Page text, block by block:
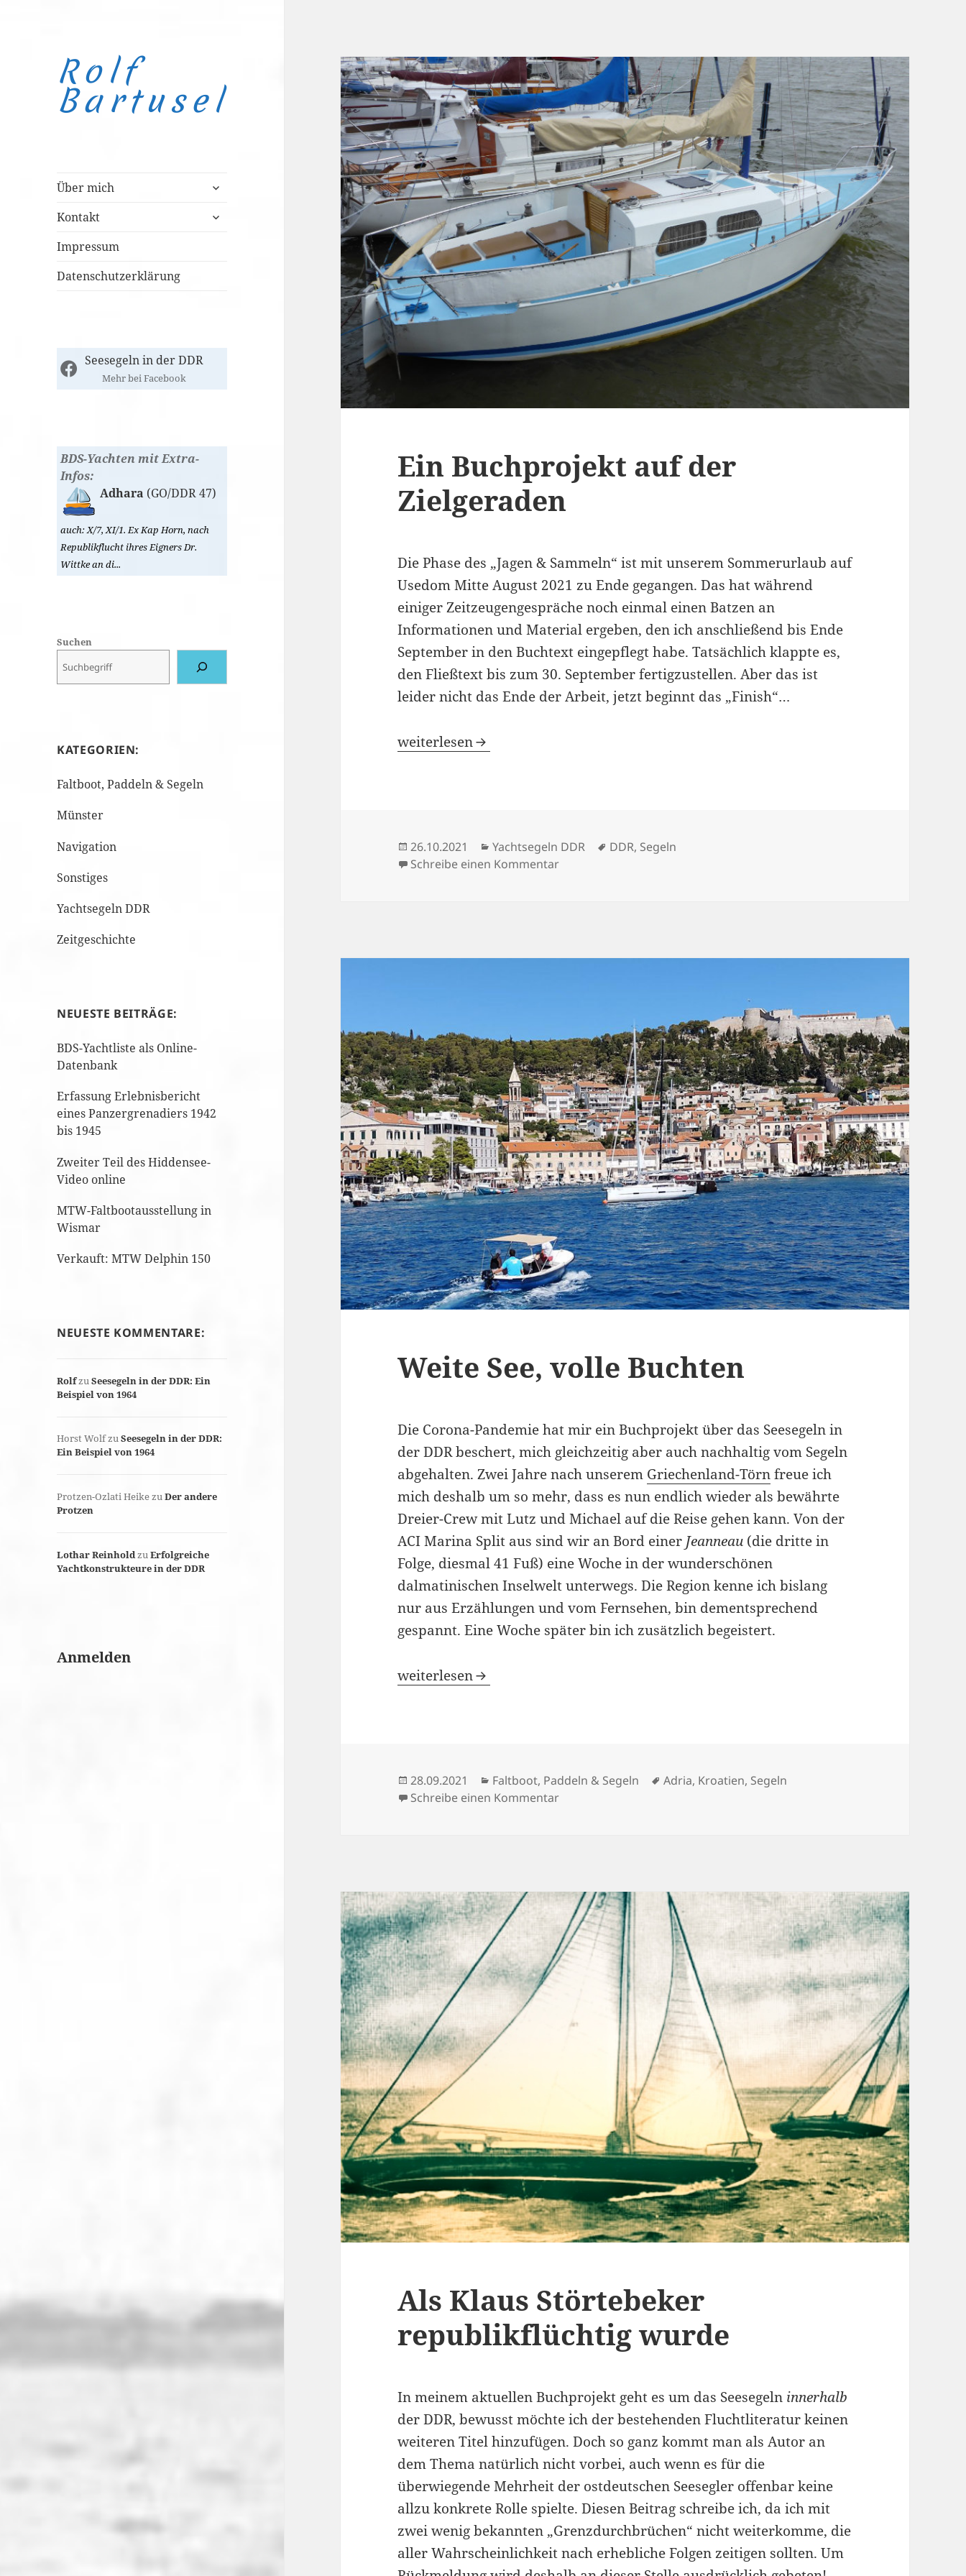
Rolf
Bartusel
Über mich
untermenü
Kontakt
untermenü
Impressum
Datenschutzerklärung
Seesegeln in der DDR
Mehr bei Facebook
BDS-Yachten mit Extra-
Infos:
Adhara (GO/DDR 47)
auch: X/7, XI/1. Ex Kap Horn, nach
Republikflucht ihres Eigners Dr.
Wittke an di...
Suchen
KATEGORIEN:
Faltboot, Paddeln & Segeln
Münster
Navigation
Sonstiges
Yachtsegeln DDR
Zeitgeschichte
NEUESTE BEITRÄGE:
BDS-Yachtliste als Online-
Datenbank
Erfassung Erlebnisbericht
eines Panzergrenadiers 1942
bis 1945
Zweiter Teil des Hiddensee-
Video online
MTW-Faltbootausstellung in
Wismar
Verkauft: MTW Delphin 150
NEUESTE KOMMENTARE:
RolfzuSeesegeln in der DDR: Ein
Beispiel von 1964
Horst WolfzuSeesegeln in der DDR:
Ein Beispiel von 1964
Protzen-Ozlati HeikezuDer andere
Protzen
Lothar ReinholdzuErfolgreiche
Yachtkonstrukteure in der DDR
Anmelden
Ein Buchprojekt auf der
Zielgeraden
Die Phase des „Jagen & Sammeln“ ist mit unserem Sommerurlaub auf
Usedom Mitte August 2021 zu Ende gegangen. Das hat während
einiger Zeitzeugengespräche noch einmal einen Batzen an
Informationen und Material ergeben, den ich anschließend bis Ende
September in den Buchtext eingepflegt habe. Tatsächlich klappte es,
den Fließtext bis zum 30. September fertigzustellen. Aber das ist
leider nicht das Ende der Arbeit, jetzt beginnt das „Finish“…
Ein Buchprojekt auf der Zielgeraden
weiterlesen
Veröffentlicht
am
26.10.2021 Kategorien
Yachtsegeln DDR Schlagwörter
DDR, Segeln
Schreibe einen Kommentarzu Ein Buchprojekt auf der Zielgeraden
Weite See, volle Buchten
Die Corona-Pandemie hat mir ein Buchprojekt über das Seesegeln in
der DDR beschert, mich gleichzeitig aber auch nachhaltig vom Segeln
abgehalten. Zwei Jahre nach unserem Griechenland-Törnfreue ich
mich deshalb um so mehr, dass es nun endlich wieder als bewährte
Dreier-Crew mit Lutz und Michael auf die Reise gehen kann. Von der
ACI Marina Split aus sind wir an Bord einer Jeanneau (die dritte in
Folge, diesmal 41 Fuß) eine Woche in der wunderschönen
dalmatinischen Inselwelt unterwegs. Die Region kenne ich bislang
nur aus Erzählungen und vom Fernsehen, bin dementsprechend
gespannt. Eine Woche später bin ich zusätzlich begeistert.
Weite See, volle Buchten
weiterlesen
Veröffentlicht
am
28.09.2021 Kategorien
Faltboot, Paddeln & Segeln Schlagwörter
Adria, Kroatien, Segeln
Schreibe einen Kommentarzu Weite See, volle Buchten
Als Klaus Störtebeker
republikflüchtig wurde
In meinem aktuellen Buchprojekt geht es um das Seesegeln innerhalb
der DDR, bewusst möchte ich der bestehenden Fluchtliteratur keinen
weiteren Titel hinzufügen. Doch so ganz kommt man als Autor an
dem Thema natürlich nicht vorbei, auch wenn es für die
überwiegende Mehrheit der ostdeutschen Seesegler offenbar keine
allzu konkrete Rolle spielte. Diesen Beitrag schreibe ich, da ich mit
zwei wenig bekannten „Grenzdurchbrüchen“ nicht weiterkomme, die
aller Wahrscheinlichkeit nach erhebliche Folgen zeitigen sollten. Um